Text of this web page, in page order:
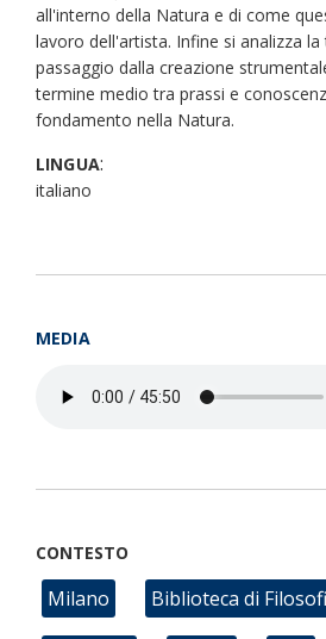
all'interno della Natura e di come
lavoro dell'artista. Infine si analizza
passaggio dalla creazione
termine medio tra prassi e
fondamento nella Natura.
LINGUA:
italiano
MEDIA
CONTESTO
Milano Biblioteca di